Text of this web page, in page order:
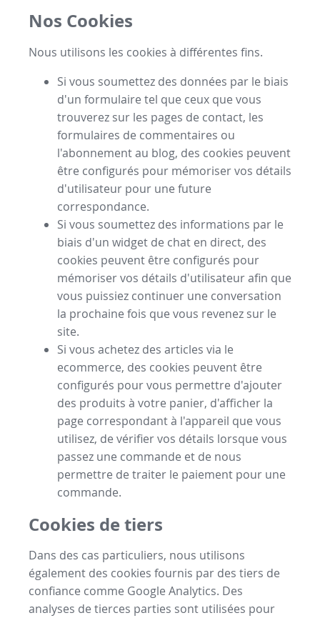
Nos Cookies
Nous utilisons les cookies à différentes fins.
Si vous soumettez des données par le biais
d'un formulaire tel que ceux que vous
trouverez sur les pages de contact, les
formulaires de commentaires ou
l'abonnement au blog, des cookies peuvent
être configurés pour mémoriser vos détails
d'utilisateur pour une future
correspondance.
Si vous soumettez des informations par le
biais d'un widget de chat en direct, des
cookies peuvent être configurés pour
mémoriser vos détails d'utilisateur afin que
vous puissiez continuer une conversation
la prochaine fois que vous revenez sur le
site.
Si vous achetez des articles via le
ecommerce, des cookies peuvent être
configurés pour vous permettre d'ajouter
des produits à votre panier, d'afficher la
page correspondant à l'appareil que vous
utilisez, de vérifier vos détails lorsque vous
passez une commande et de nous
permettre de traiter le paiement pour une
commande.
Cookies de tiers
Dans des cas particuliers, nous utilisons
également des cookies fournis par des tiers de
confiance comme Google Analytics. Des
analyses de tierces parties sont utilisées pour